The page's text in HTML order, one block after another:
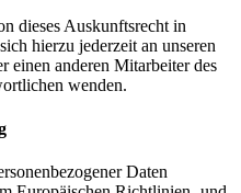
dieses Auskunftsrecht in
hierzu jederzeit an unseren
einen anderen Mitarbeiter des
wenden.
Daten